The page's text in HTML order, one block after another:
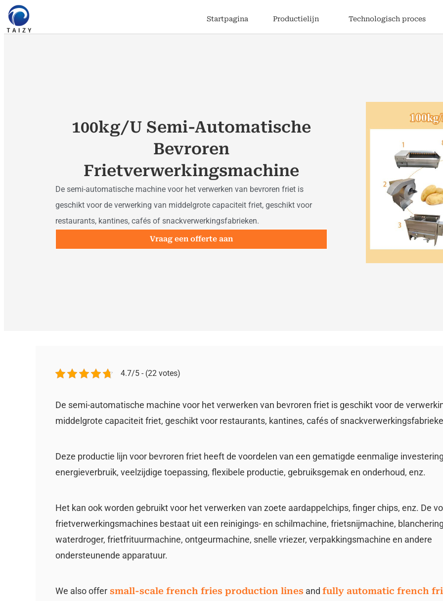
Startpagina Productielijn Technologisch proces
100kg/u Semi-Automatische
Bevroren
Frietverwerkingsmachine
De semi-automatische machine voor het verwerken van bevroren friet is
geschikt voor de verwerking van middelgrote capaciteit friet, geschikt voor
restaurants, kantines, cafés of snackverwerkingsfabrieken.
Vraag een offerte aan
4.7/5 - (22 votes)
De semi-automatische machine voor het verwerken van bevroren friet is geschikt voor de
middelgrote capaciteit friet, geschikt voor restaurants, kantines, cafés of
Deze productie lijn voor bevroren friet heeft de voordelen van een gematigde eenmalige
energieverbruik, veelzijdige toepassing, flexibele productie, gebruiksgemak en onderhoud, enz.
Het kan ook worden gebruikt voor het verwerken van zoete aardappelchips, finger chips, enz. De
frietverwerkingsmachines bestaat uit een reinigings- en schilmachine, frietsnijmachine,
waterdroger, frietfrituurmachine, ontgeurmachine, snelle vriezer, verpakkingsmachine en andere
ondersteunende apparatuur.
We also offer small-scale french fries production lines and fully automatic french